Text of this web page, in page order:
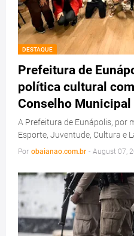
DESTAQUE
Prefeitura de
política cultural
Conselho Municipal
A Prefeitura de Eunápolis, por
Esporte, Juventude, Cultura e
Por obaianao.com.br - August 07,